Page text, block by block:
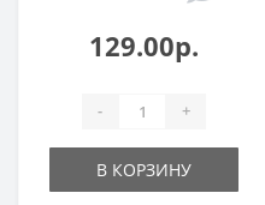
129.00р.
- +
В КОРЗИНУ